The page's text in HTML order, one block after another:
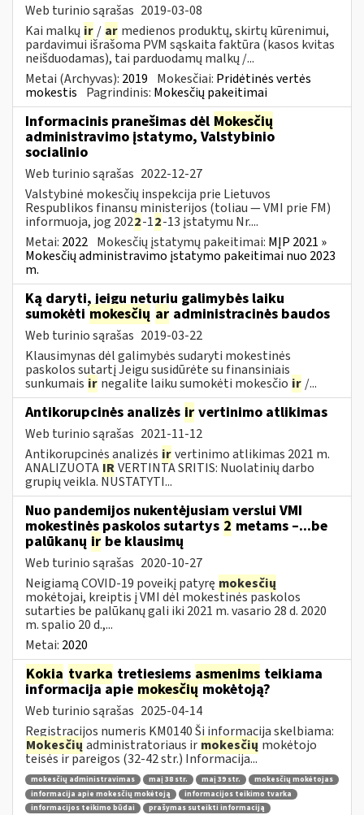
Web turinio sąrašas 2019-03-08
Kai malkų ir / ar medienos produktų, skirtų kūrenimui,
pardavimui išrašoma PVM sąskaita faktūra (kasos kvitas
neišduodamas), tai parduodamų malkų /...
Metai (Archyvas): 2019 Mokesčiai: Pridėtinės vertės
mokestis Pagrindinis: Mokesčių pakeitimai
Informacinis pranešimas dėl Mokesčių
administravimo įstatymo, Valstybinio
socialinio
Web turinio sąrašas 2022-12-27
Valstybinė mokesčių inspekcija prie Lietuvos
Respublikos finansų ministerijos (toliau — VMI prie FM)
informuoja, jog 2022-12-13 įstatymu Nr....
Metai: 2022 Mokesčių įstatymų pakeitimai: MĮP 2021 »
Mokesčių administravimo įstatymo pakeitimai nuo 2023
m.
Ką daryti, jeigu neturiu galimybės laiku
sumokėti mokesčių ar administracinės baudos
Web turinio sąrašas 2019-03-22
Klausimynas dėl galimybės sudaryti mokestinės
paskolos sutartį Jeigu susidūrėte su finansiniais
sunkumais ir negalite laiku sumokėti mokesčio ir /...
Antikorupcinės analizės ir vertinimo atlikimas
Web turinio sąrašas 2021-11-12
Antikorupcinės analizės irvertinimo atlikimas 2021 m.
ANALIZUOTA IRVERTINTA SRITIS: Nuolatinių darbo
grupių veikla. NUSTATYTI...
Nuo pandemijos nukentėjusiam verslui VMI
mokestinės paskolos sutartys 2 metams –...be
palūkanų ir be klausimų
Web turinio sąrašas 2020-10-27
Neigiamą COVID-19 poveikį patyrę mokesčių
mokėtojai, kreiptis į VMI dėl mokestinės paskolos
sutarties be palūkanų gali iki 2021 m. vasario 28 d. 2020
m. spalio 20 d.,...
Metai: 2020
Kokia tvarka tretiesiems asmenims teikiama
informacija apie mokesčiųmokėtoją?
Web turinio sąrašas 2025-04-14
Registracijos numeris KM0140 Ši informacija skelbiama:
Mokesčių administratoriaus ir mokesčių mokėtojo
teisės ir pareigos (32-42 str.) Informacija...
mokesčių administravimas maį 38 str. maį 39 str.
mokesčių mokėtojas
informacija apie mokesčių mokėtoją
informacijos teikimo tvarka
informacijos teikimo būdai
prašymas suteikti informaciją